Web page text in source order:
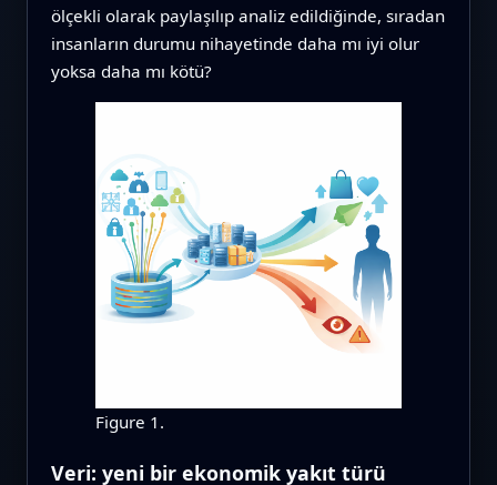
ölçekli olarak paylaşılıp analiz edildiğinde, sıradan
insanların durumu nihayetinde daha mı iyi olur
yoksa daha mı kötü?
Figure 1.
Veri: yeni bir ekonomik yakıt türü